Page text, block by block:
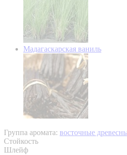
Мадагаскарская ваниль
Группа аромата: восточные
Стойкость
Шлейф